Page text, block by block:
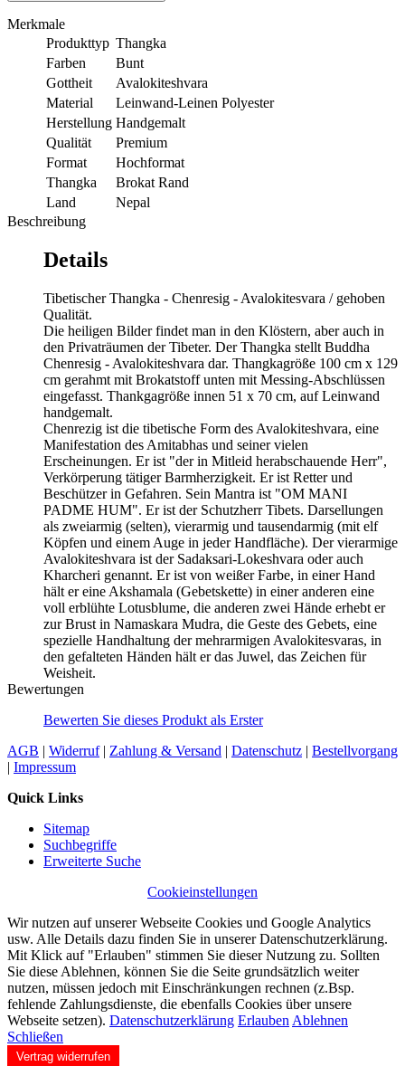
Merkmale
Produkttyp Thangka
Farben
Bunt
Gottheit
Avalokiteshvara
Material
Leinwand-Leinen Polyester
Herstellung Handgemalt
Qualität
Premium
Format
Hochformat
Thangka
Brokat Rand
Land
Nepal
Beschreibung
Details
Tibetischer Thangka - Chenresig - Avalokitesvara / gehoben
Qualität.
Die heiligen Bilder findet man in den Klöstern, aber auch in
den Privaträumen der Tibeter. Der Thangka stellt Buddha
Chenresig - Avalokiteshvara dar. Thangkagröße 100 cm x 129
cm gerahmt mit Brokatstoff unten mit Messing-Abschlüssen
eingefasst. Thankgagröße innen 51 x 70 cm, auf Leinwand
handgemalt.
Chenrezig ist die tibetische Form des Avalokiteshvara, eine
Manifestation des Amitabhas und seiner vielen
Erscheinungen. Er ist "der in Mitleid herabschauende Herr",
Verkörperung tätiger Barmherzigkeit. Er ist Retter und
Beschützer in Gefahren. Sein Mantra ist "OM MANI
PADME HUM". Er ist der Schutzherr Tibets. Darsellungen
als zweiarmig (selten), vierarmig und tausendarmig (mit elf
Köpfen und einem Auge in jeder Handfläche). Der vierarmige
Avalokiteshvara ist der Sadaksari-Lokeshvara oder auch
Kharcheri genannt. Er ist von weißer Farbe, in einer Hand
hält er eine Akshamala (Gebetskette) in einer anderen eine
voll erblühte Lotusblume, die anderen zwei Hände erhebt er
zur Brust in Namaskara Mudra, die Geste des Gebets, eine
spezielle Handhaltung der mehrarmigen Avalokitesvaras, in
den gefalteten Händen hält er das Juwel, das Zeichen für
Weisheit.
Bewertungen
Bewerten Sie dieses Produkt als Erster
AGB | Widerruf| Zahlung & Versand | Datenschutz | Bestellvorgang
| Impressum
Quick Links
Sitemap
Suchbegriffe
Erweiterte Suche
Cookieinstellungen
Wir nutzen auf unserer Webseite Cookies und Google Analytics
usw. Alle Details dazu finden Sie in unserer Datenschutzerklärung.
Mit Klick auf "Erlauben" stimmen Sie dieser Nutzung zu. Sollten
Sie diese Ablehnen, können Sie die Seite grundsätzlich weiter
nutzen, müssen jedoch mit Einschränkungen rechnen (z.Bsp.
fehlende Zahlungsdienste, die ebenfalls Cookies über unsere
Webseite setzen). Datenschutzerklärung Erlauben Ablehnen
Schließen
Vertrag widerrufen